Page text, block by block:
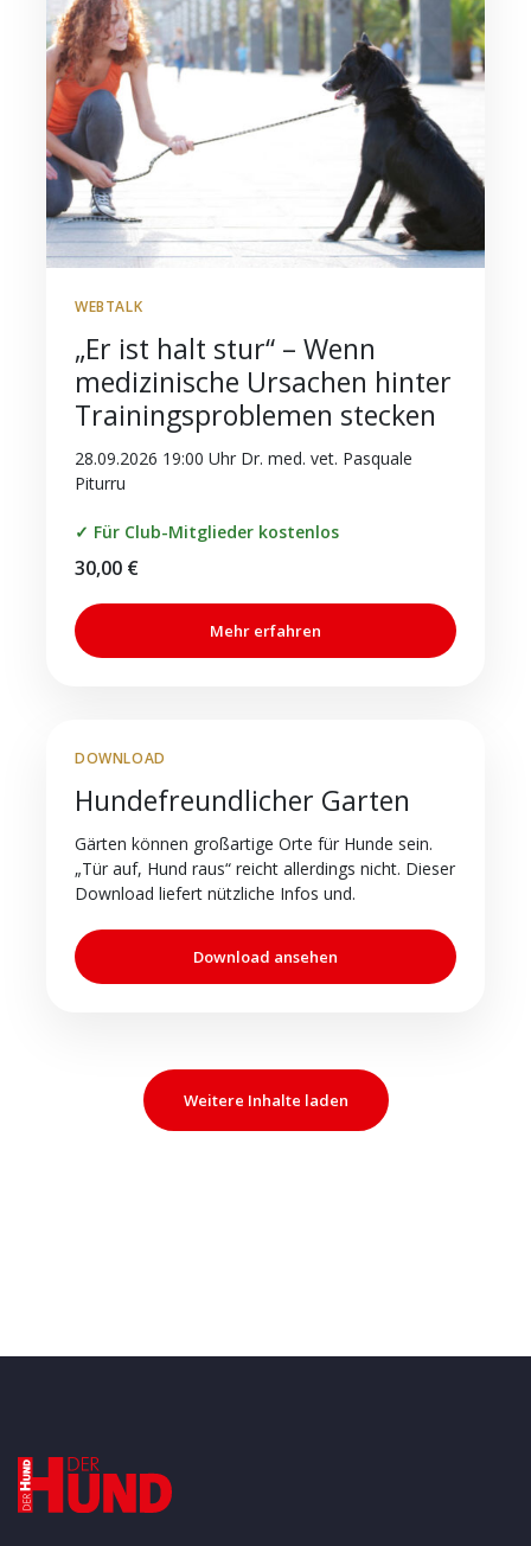
WEBTALK
„Er ist halt stur“ – Wenn
medizinische Ursachen hinter
Trainingsproblemen stecken
28.09.2026 19:00 Uhr Dr. med. vet. Pasquale
Piturru
✓ Für Club-Mitglieder kostenlos
30,00 €
Mehr erfahren
DOWNLOAD
Hundefreundlicher Garten
Gärten können großartige Orte für Hunde sein.
„Tür auf, Hund raus“ reicht allerdings nicht. Dieser
Download liefert nützliche Infos und.
Download ansehen
Weitere Inhalte laden